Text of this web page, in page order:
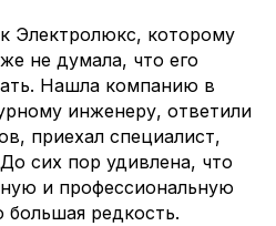
Электролюкс, которому
не думала, что его
Нашла компанию в
инженеру, ответили
приехал специалист,
сих пор удивлена, что
и профессиональную
редкость.